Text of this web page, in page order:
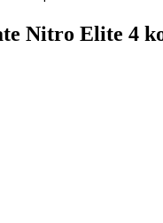
Nitro Elite 4